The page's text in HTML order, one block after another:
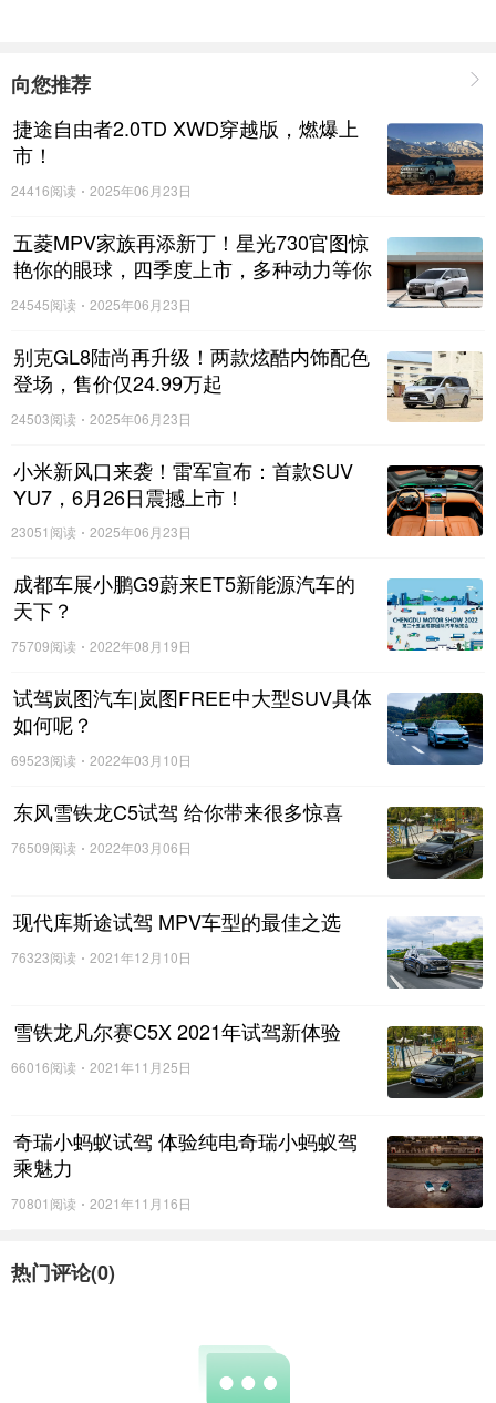
线电台、智行APP、车载WI-FI等互联智能科技配置，以及可
脚步感应开启和关闭的感应式尾门、SOS紧急救援服务等贴
心配置，从内到外都符合你对高品质的追求。
极致驾乘 胜在每一程都“畅快”
全新4008搭载1.6T（360THP） 和1.8T(400THP)两种动
250N·m、300N·m的最大扭矩，匹配全新搭载的原装进口爱信
8速Tiptronic手自一体变速箱，动力衔接高效流畅，面对崎岖
的山区路况也如履平地。
全新4008的发动机还采用了气门升程连续可变、新型增
压器等系列先进技术，功率进一步提升，扭矩提升和油耗进
三大赛事冠军基因，骨子里就是一只奔跑的狮子。全新4008
向盘误差≤1度，复杂情况下保持车速误差≤0.5km/h，油门加
速和制动刹车误差≤0.02g，更有海量数据支持调校。如此高
向您推荐
捷途自由者2.0TD XWD穿越版，燃爆上
市！
24416阅读 2025年06月23日
五菱MPV家族再添新丁！星光730官图惊
艳你的眼球，四季度上市，多种动力等你
来选择！
24545阅读 2025年06月23日
别克GL8陆尚再升级！两款炫酷内饰配色
登场，售价仅24.99万起
24503阅读 2025年06月23日
小米新风口来袭！雷军宣布：首款SUV
YU7，6月26日震撼上市！
23051阅读 2025年06月23日
成都车展小鹏G9蔚来ET5新能源汽车的
天下？
75709阅读 2022年08月19日
试驾岚图汽车|岚图FREE中大型SUV具体
如何呢？
69523阅读 2022年03月10日
东风雪铁龙C5试驾 给你带来很多惊喜
76509阅读 2022年03月06日
现代库斯途试驾 MPV车型的最佳之选
76323阅读 2021年12月10日
雪铁龙凡尔赛C5X 2021年试驾新体验
66016阅读 2021年11月25日
奇瑞小蚂蚁试驾 体验纯电奇瑞小蚂蚁驾
乘魅力
70801阅读 2021年11月16日
热门评论(0)